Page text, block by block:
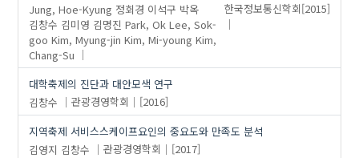
Jung, Hoe-Kyung 정회경 이석구 박옥
김창수 김미영 김명진 Park, Ok Lee, Sok-
goo Kim, Myung-jin Kim, Mi-young Kim,
Chang-Su
한국정보통신학회[2015]
대학축제의 진단과 대안모색 연구
김창수
관광경영학회
[2016]
지역축제 서비스스케이프요인의 중요도와 만족도 분석
김영지 김창수 관광경영학회
[2017]